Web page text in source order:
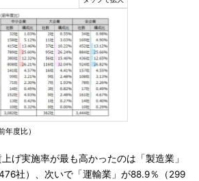
年度比）
げ実施率が最も高かったのは「製造業」
社）、次いで「運輸業」が88.9％（299